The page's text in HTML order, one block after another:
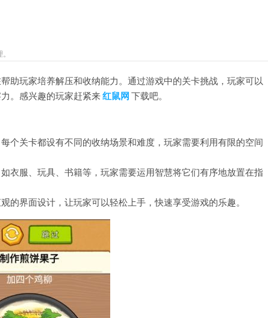
助玩家培养解压和收纳能力。通过游戏中的关卡挑战，玩家可以
。感兴趣的玩家赶紧来红鼠网 下载吧。
个关卡都设有不同的收纳场景和难度，玩家需要利用有限的空间
衣服、玩具、书籍等，玩家需要运用智慧将它们有序地放置在指
的界面设计，让玩家可以轻松上手，快速享受游戏的乐趣。